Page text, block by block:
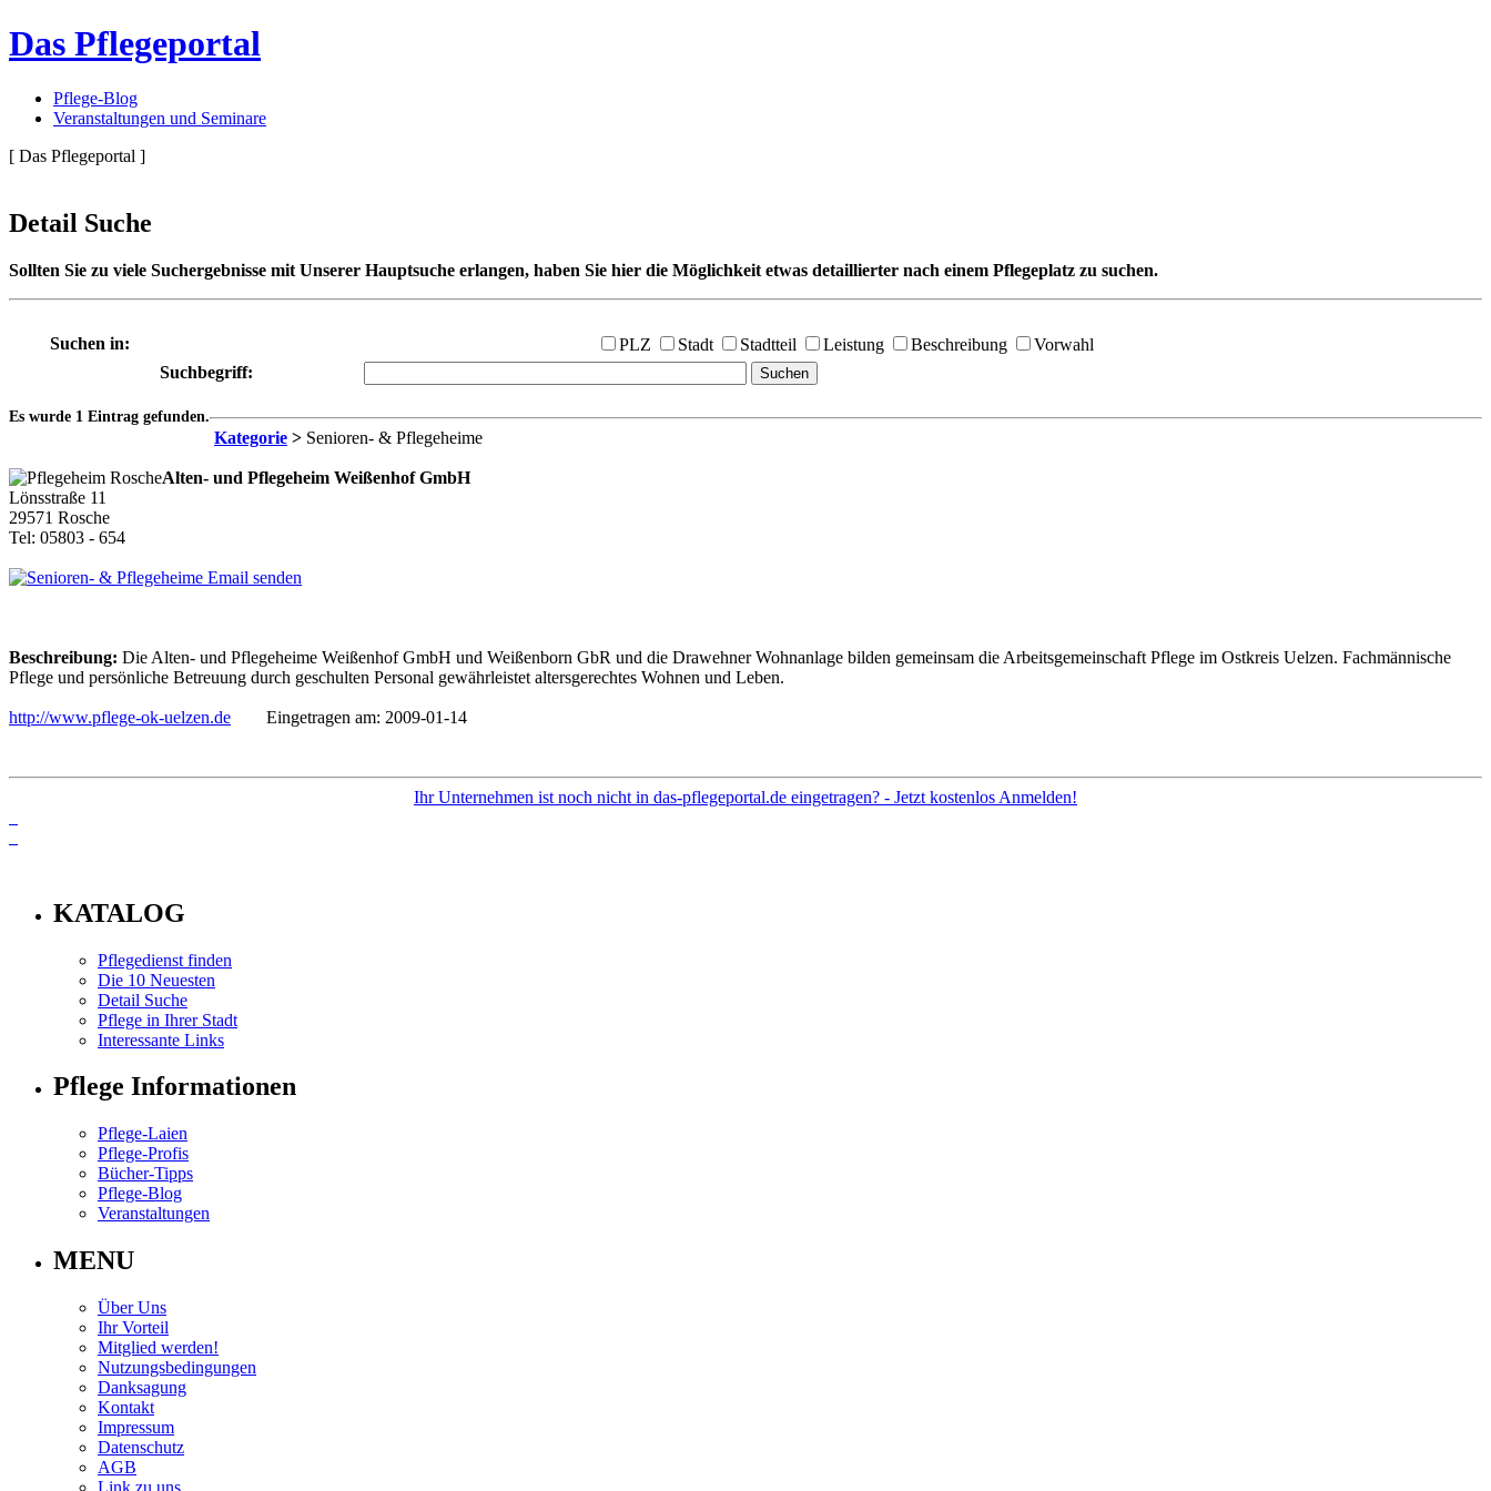
Das Pflegeportal
Pflege-Blog
Veranstaltungen und Seminare
[ Das Pflegeportal ]
Detail Suche
Sollten Sie zu viele Suchergebnisse mit Unserer Hauptsuche erlangen, haben Sie hier die Möglichkeit etwas detaillierter nach einem Pflegeplatz zu suchen.
Suchen in: PLZ Stadt Stadtteil Leistung Beschreibung
Vorwahl
Suchbegriff:
Es wurde 1 Eintrag gefunden.
Kategorie > Senioren- & Pflegeheime
Alten- und Pflegeheim Weißenhof GmbH
Lönsstraße 11
29571 Rosche
Tel: 05803 - 654
Email senden
Beschreibung: Die Alten- und Pflegeheime Weißenhof GmbH und Weißenborn GbR und die Drawehner Wohnanlage bilden gemeinsam die Arbeitsgemeinschaft Pflege im Ostkreis Uelzen. Fachmännische
Pflege und persönliche Betreuung durch geschulten Personal gewährleistet altersgerechtes Wohnen und Leben.
http://www.pflege-ok-uelzen.de Eingetragen am: 2009-01-14
Ihr Unternehmen ist noch nicht in das-pflegeportal.de eingetragen? - Jetzt kostenlos Anmelden!
KATALOG
Pflegedienst finden
Die 10 Neuesten
Detail Suche
Pflege in Ihrer Stadt
Interessante Links
Pflege Informationen
Pflege-Laien
Pflege-Profis
Bücher-Tipps
Pflege-Blog
Veranstaltungen
MENU
Über Uns
Ihr Vorteil
Mitglied werden!
Nutzungsbedingungen
Danksagung
Kontakt
Impressum
Datenschutz
AGB